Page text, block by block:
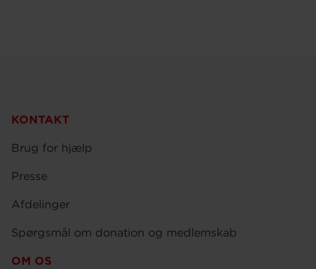
KONTAKT
Brug for hjælp
Presse
Afdelinger
Spørgsmål om donation og medlemskab
OM OS